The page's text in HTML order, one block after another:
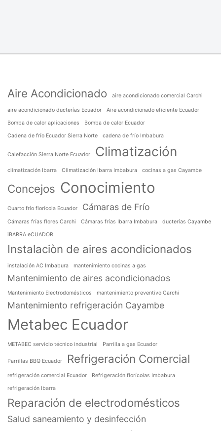
Aire Acondicionado aire acondicionado comercial Carchi
aire acondicionado ducterías Ecuador
Aire acondicionado eficiente Ecuador
Bomba de calor aplicaciones
Bomba de calor Ecuador
Cadena de frío Ecuador Sierra Norte
cadena de frío Imbabura
Calefacción Sierra Norte Ecuador Climatización
climatización Ibarra Climatización Ibarra Imbabura cocinas a gas Cayambe
Concejos Conocimiento
Cuarto frío florícola Ecuador Cámaras de Frío
Cámaras frías flores Carchi Cámaras frías Ibarra Imbabura
ducterías Cayambe
iBARRA eCUADOR
Instalaciòn de aires acondicionados
instalación AC Imbabura mantenimiento cocinas a gas
Mantenimiento de aires acondicionados
Mantenimiento Electrodomésticos mantenimiento preventivo Carchi
Mantenimiento refrigeración Cayambe
Metabec Ecuador
METABEC servicio técnico industrial Parrilla a gas Ecuador
Parrillas BBQ Ecuador Refrigeración Comercial
refrigeración comercial Ecuador
Refrigeración florícolas Imbabura
refrigeración Ibarra
Reparación de electrodomésticos
Salud saneamiento y desinfección